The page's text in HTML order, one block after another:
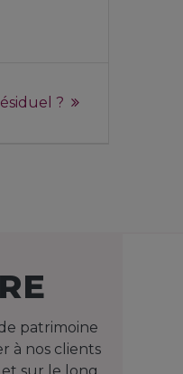
?
patrimoine
à nos clients